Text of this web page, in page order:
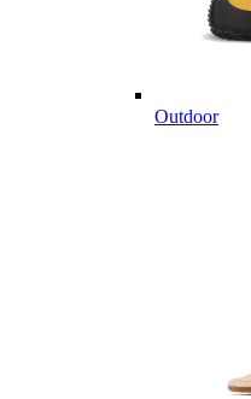
Outdoor